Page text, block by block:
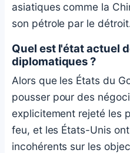
asiatiques comme la
son pétrole par le
Quel est l'état actuel
diplomatiques ?
Alors que les États du
pousser pour des
explicitement rejeté les
feu, et les États-Unis
incohérents sur les